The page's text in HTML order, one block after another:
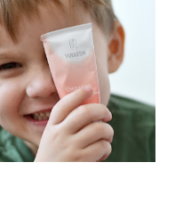
Bez čeho se v zimě
- oblečení,
kosmetika a další